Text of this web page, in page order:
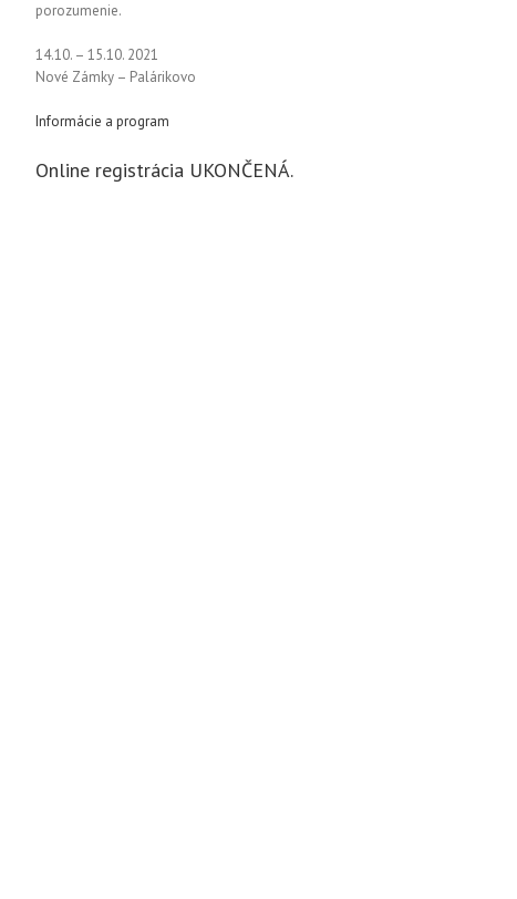
porozumenie.
14.10. – 15.10. 2021
Nové Zámky – Palárikovo
Informácie a program
Online registrácia UKONČENÁ.